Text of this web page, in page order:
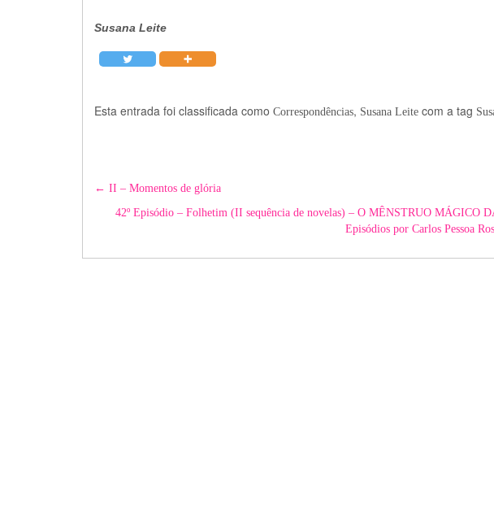
Susana Leite
Esta entrada foi classificada como Correspondências, Susana Leitecom a tag
Post
navigation
← II – Momentos de glória
42º Episódio – Folhetim (II sequência de novelas) – O MÊNSTRUO MÁGICO
Episódios por Carlos Pessoa